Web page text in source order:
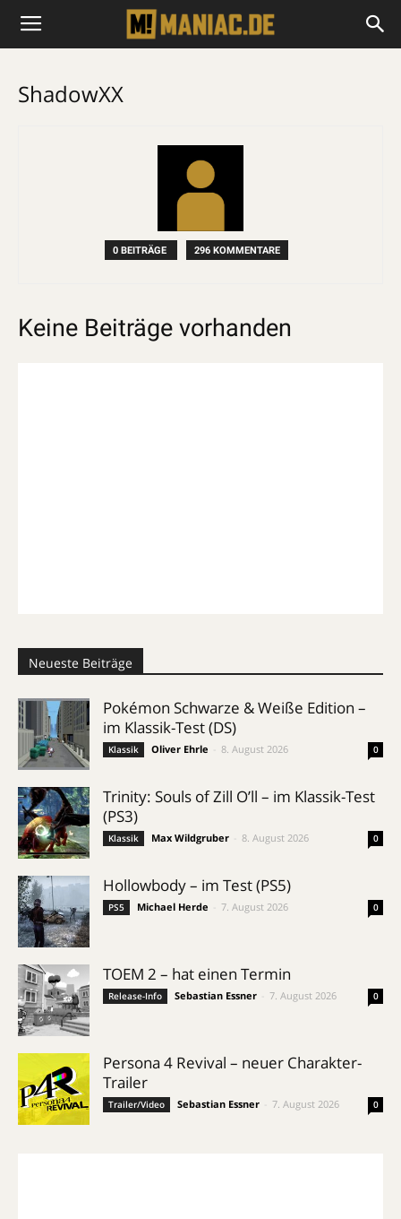
ShadowXX
0 BEITRÄGE 296 KOMMENTARE
Keine Beiträge vorhanden
Neueste Beiträge
Pokémon Schwarze & Weiße Edition –
im Klassik-Test (DS)
Klassik Oliver Ehrle 8. August 2026 0
Trinity: Souls of Zill O’ll – im Klassik-Test
(PS3)
Klassik Max Wildgruber 8. August 2026 0
Hollowbody – im Test (PS5)
PS5 Michael Herde 7. August 2026 0
TOEM 2 – hat einen Termin
Release-Info Sebastian Essner 7. August 2026 0
Persona 4 Revival – neuer Charakter-
Trailer
Trailer/Video Sebastian Essner 7. August 2026 0